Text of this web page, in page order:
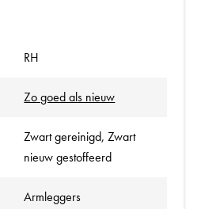
RH
Zo goed als nieuw
Zwart gereinigd, Zwart
nieuw gestoffeerd
Armleggers